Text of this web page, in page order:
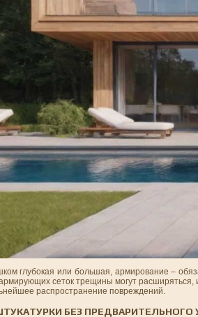
глубокая или большая, армирование –
сеток трещины могут
распространение повреждений.
БЕЗ